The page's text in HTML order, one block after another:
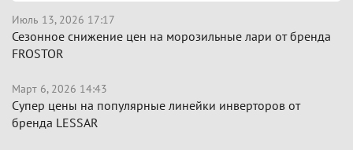
Июль 13, 2026 17:17
Сезонное снижение цен на морозильные лари от бренда
FROSTOR
Март 6, 2026 14:43
Супер цены на популярные линейки инверторов от
бренда LESSAR